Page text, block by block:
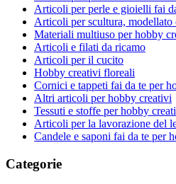
Articoli per perle e gioielli fai
Articoli per scultura, modellato
Materiali multiuso per hobby
Articoli e filati da ricamo
Articoli per il cucito
Hobby creativi floreali
Cornici e tappeti fai da te per
Altri articoli per hobby creativi
Tessuti e stoffe per hobby
Articoli per la lavorazione del
Candele e saponi fai da te per
Categorie